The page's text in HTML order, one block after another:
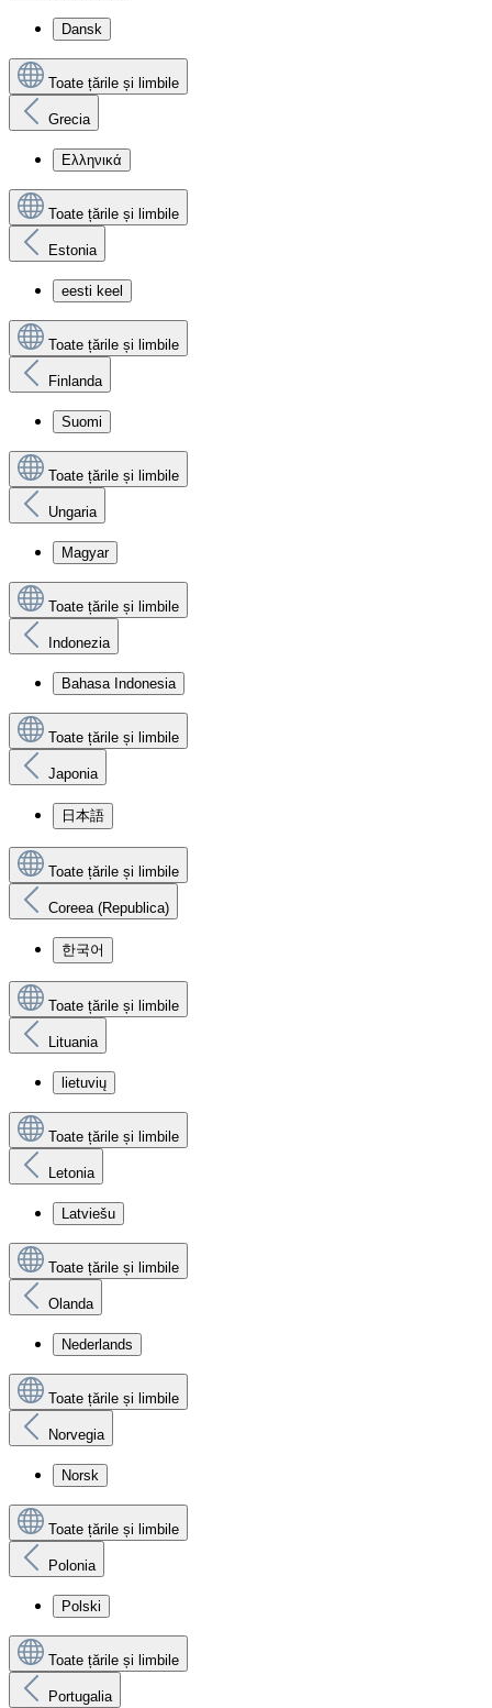
Dansk
Toate țările și limbile
Grecia
Ελληνικά
Toate țările și limbile
Estonia
eesti keel
Toate țările și limbile
Finlanda
Suomi
Toate țările și limbile
Ungaria
Magyar
Toate țările și limbile
Indonezia
Bahasa Indonesia
Toate țările și limbile
Japonia
日本語
Toate țările și limbile
Coreea (Republica)
한국어
Toate țările și limbile
Lituania
lietuvių
Toate țările și limbile
Letonia
Latviešu
Toate țările și limbile
Olanda
Nederlands
Toate țările și limbile
Norvegia
Norsk
Toate țările și limbile
Polonia
Polski
Toate țările și limbile
Portugalia